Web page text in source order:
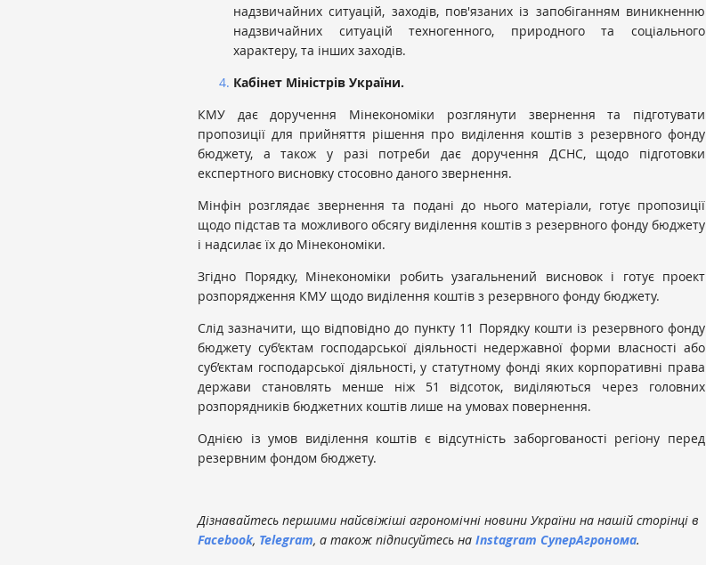
надзвичайних ситуацій, заходів, пов'язаних із запобіганням виникненню
надзвичайних ситуацій техногенного, природного та соціального
характеру, та інших заходів.
Кабінет Міністрів України.
КМУ дає доручення Мінекономіки розглянути звернення та підготувати
пропозиції для прийняття рішення про виділення коштів з резервного фонду
бюджету, а також у разі потреби дає доручення ДСНС, щодо підготовки
експертного висновку стосовно даного звернення.
Мінфін розглядає звернення та подані до нього матеріали, готує пропозиції
щодо підстав та можливого обсягу виділення коштів з резервного фонду бюджету
і надсилає їх до Мінекономіки.
Згідно Порядку, Мінекономіки робить узагальнений висновок і готує проект
розпорядження КМУ щодо виділення коштів з резервного фонду бюджету.
Слід зазначити, що відповідно до пункту 11 Порядку кошти із резервного фонду
бюджету суб’єктам господарської діяльності недержавної форми власності або
суб’єктам господарської діяльності, у статутному фонді яких корпоративні права
держави становлять менше ніж 51 відсоток, виділяються через головних
розпорядників бюджетних коштів лише на умовах повернення.
Однією із умов виділення коштів є відсутність заборгованості регіону перед
резервним фондом бюджету.
Дізнавайтесь першими найсвіжіші агрономічні новини України на нашій сторінці в
Facebook, Telegram, а також підписуйтесь на Instagram СуперАгронома.